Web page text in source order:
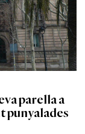
parella a
punyalades